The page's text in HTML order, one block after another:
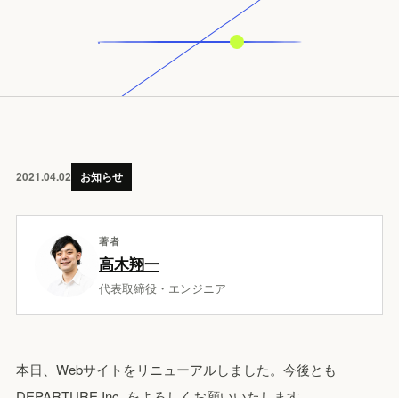
2021.04.02 お知らせ
著者
高木翔一
代表取締役・エンジニア
本日、Webサイトをリニューアルしました。今後とも